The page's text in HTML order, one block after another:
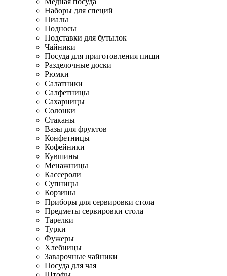
Наборы для специй
Пиалы
Подносы
Подставки для бутылок
Чайники
Посуда для приготовления пищи
Разделочные доски
Рюмки
Салатники
Салфетницы
Сахарницы
Солонки
Стаканы
Вазы для фруктов
Конфетницы
Кофейники
Кувшины
Менажницы
Кассероли
Супницы
Корзины
Приборы для сервировки стола
Предметы сервировки стола
Тарелки
Турки
Фужеры
Хлебницы
Заварочные чайники
Посуда для чая